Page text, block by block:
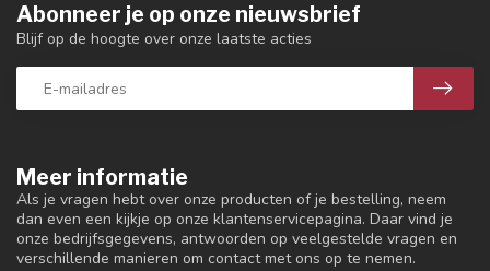
Meer informatie
Als je vragen hebt over onze producten of je bestelling, neem
dan even een kijkje op onze klantenservicepagina. Daar vind je
onze bedrijfsgegevens, antwoorden op veelgestelde vragen en
verschillende manieren om contact met ons op te nemen.
Abonneer je op onze nieuwsbrief
Blijf op de hoogte over onze laatste acties